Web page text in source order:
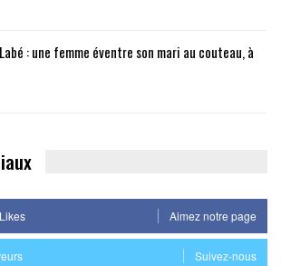
: une femme éventre son mari au couteau, à
Likes Aimez notre page
Suivez-nous